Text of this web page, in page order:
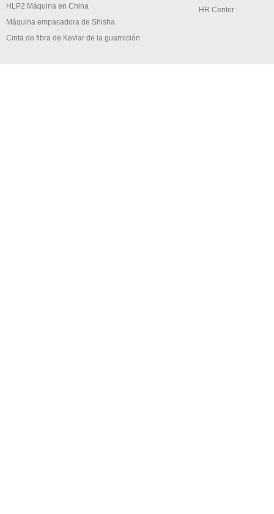
HLP2 Máquina en China
Máquina empacadora de Shisha
Cinta de fibra de Kevlar de la guarnición
HR Center